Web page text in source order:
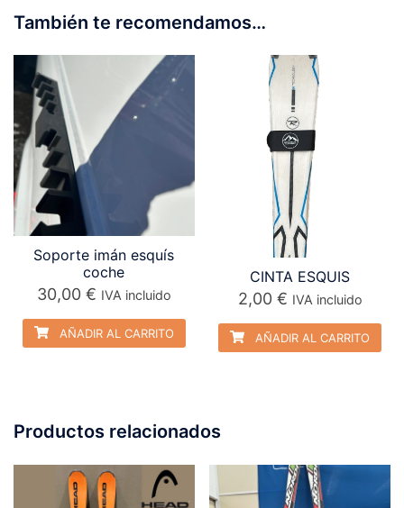
También te recomendamos…
Soporte imán esquís
coche
30,00 € IVA incluido
AÑADIR AL CARRITO
CINTA ESQUIS
2,00 € IVA incluido
AÑADIR AL CARRITO
Productos relacionados